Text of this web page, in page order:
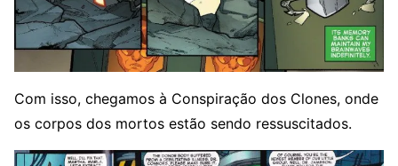
Com isso, chegamos à Conspiração dos Clones, onde
os corpos dos mortos estão sendo ressuscitados.